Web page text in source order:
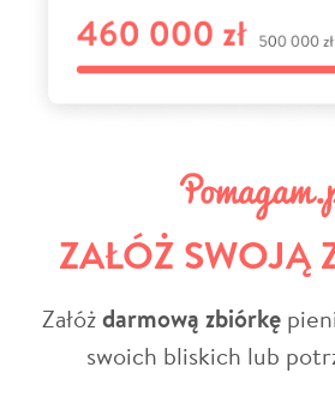
ZAŁÓŻ SWOJĄ
Załóżdarmową zbiórkę
swoich bliskich lub